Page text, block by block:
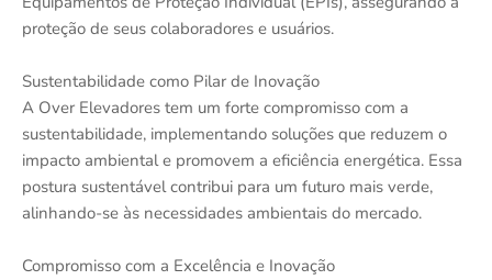
proteção de seus colaboradores e usuários.
Sustentabilidade como Pilar de Inovação
A Over Elevadores tem um forte compromisso com a
sustentabilidade, implementando soluções que reduzem o
impacto ambiental e promovem a eficiência energética. Essa
postura sustentável contribui para um futuro mais verde,
alinhando-se às necessidades ambientais do mercado.
Compromisso com a Excelência e Inovação